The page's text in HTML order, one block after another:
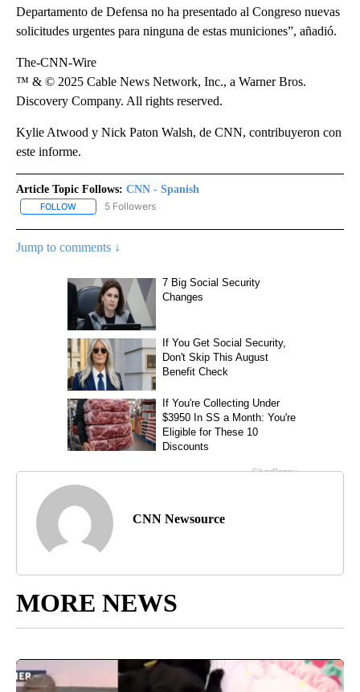
Departamento de Defensa no ha presentado al Congreso nuevas
solicitudes urgentes para ninguna de estas municiones”, añadió.
The-CNN-Wire
™ & © 2025 Cable News Network, Inc., a Warner Bros.
Discovery Company. All rights reserved.
Kylie Atwood y Nick Paton Walsh, de CNN, contribuyeron con
este informe.
Article Topic Follows: CNN - Spanish
FOLLOW FOLLOW "CNN - SPANISH" TO RECEIVE NOTIFICATIONS ABOUT
5 Followers
Jump to comments ↓
CNN Newsource
MORE NEWS